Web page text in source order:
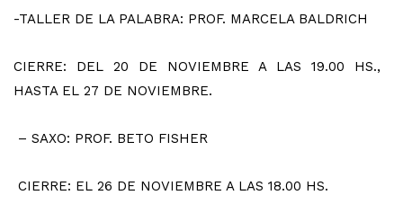
-TALLER DE LA PALABRA: PROF. MARCELA BALDRICH
CIERRE: DEL 20 DE NOVIEMBRE A LAS 19.00 HS.,
HASTA EL 27 DE NOVIEMBRE.
– SAXO: PROF. BETO FISHER
CIERRE: EL 26 DE NOVIEMBRE A LAS 18.00 HS.